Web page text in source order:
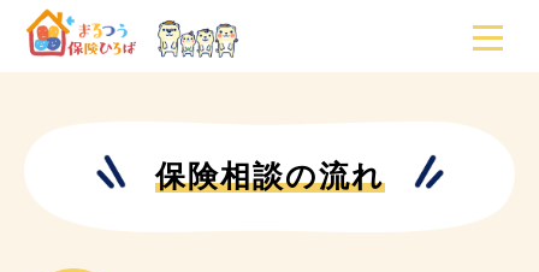
保険相談の流れ